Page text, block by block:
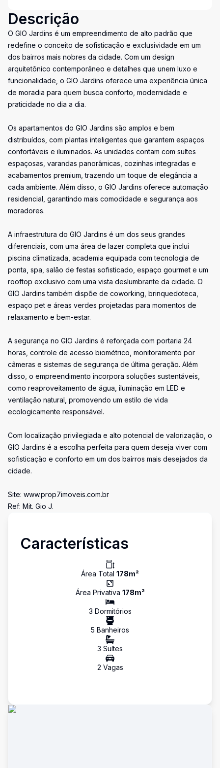
Descrição
O GIO Jardins é um empreendimento de alto padrão que
redefine o conceito de sofisticação e exclusividade em um
dos bairros mais nobres da cidade. Com um design
arquitetônico contemporâneo e detalhes que unem luxo e
funcionalidade, o GIO Jardins oferece uma experiência única
de moradia para quem busca conforto, modernidade e
praticidade no dia a dia.
Os apartamentos do GIO Jardins são amplos e bem
distribuídos, com plantas inteligentes que garantem espaços
confortáveis e iluminados. As unidades contam com suítes
espaçosas, varandas panorâmicas, cozinhas integradas e
acabamentos premium, trazendo um toque de elegância a
cada ambiente. Além disso, o GIO Jardins oferece automação
residencial, garantindo mais comodidade e segurança aos
moradores.
A infraestrutura do GIO Jardins é um dos seus grandes
diferenciais, com uma área de lazer completa que inclui
piscina climatizada, academia equipada com tecnologia de
ponta, spa, salão de festas sofisticado, espaço gourmet e um
rooftop exclusivo com uma vista deslumbrante da cidade. O
GIO Jardins também dispõe de coworking, brinquedoteca,
espaço pet e áreas verdes projetadas para momentos de
relaxamento e bem-estar.
A segurança no GIO Jardins é reforçada com portaria 24
horas, controle de acesso biométrico, monitoramento por
câmeras e sistemas de segurança de última geração. Além
disso, o empreendimento incorpora soluções sustentáveis,
como reaproveitamento de água, iluminação em LED e
ventilação natural, promovendo um estilo de vida
ecologicamente responsável.
Com localização privilegiada e alto potencial de valorização, o
GIO Jardins é a escolha perfeita para quem deseja viver com
sofisticação e conforto em um dos bairros mais desejados da
cidade.
Site: www.prop7imoveis.com.br
Ref: Mit. Gio J.
Características
Área Total 178m²
Área Privativa 178m²
3 Dormitórios
5 Banheiros
3 Suítes
2 Vagas